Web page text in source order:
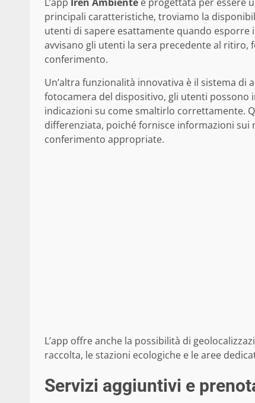
principali caratteristiche, troviamo la
utenti di sapere esattamente quando
avvisano gli utenti la sera precedente al
conferimento.
Un’altra funzionalità innovativa è il sistema
fotocamera del dispositivo, gli utenti
indicazioni su come smaltirlo correttamente.
differenziata, poiché fornisce informazioni
conferimento appropriate.
L’app offre anche la possibilità di
raccolta, le stazioni ecologiche e le aree
Servizi aggiuntivi e